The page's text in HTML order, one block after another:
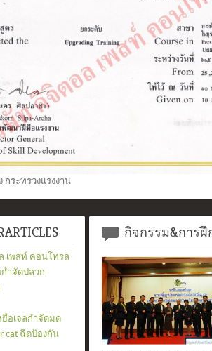
ระทรวงแรงงาน
เพสท์ คอนโทรล
ำจัดปลวก
อเจลกำจัดมด
cat ฉีดป้องกัน
กิจกรรม&การ